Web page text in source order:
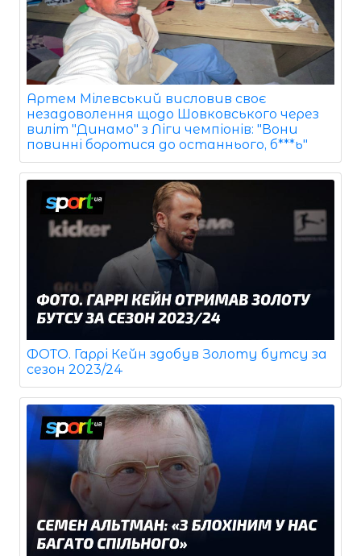
Артем Мілевський висловив своє
незадоволення щодо Шовковського через
виліт "Динамо" з Ліги чемпіонів: "Вони
повинні боротися до останнього, б***ь"
ФОТО. Гаррі Кейн здобув Золоту бутсу за
сезон 2023/24